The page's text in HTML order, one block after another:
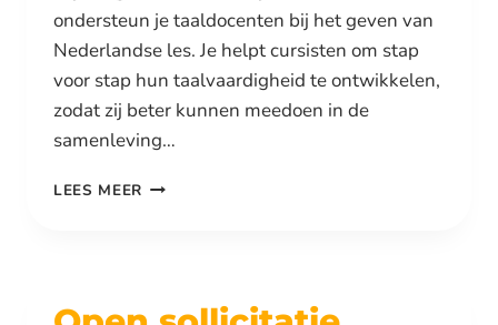
ondersteun je taaldocenten bij het geven van
Nederlandse les. Je helpt cursisten om stap
voor stap hun taalvaardigheid te ontwikkelen,
zodat zij beter kunnen meedoen in de
samenleving…
LEES MEER VRIJWILLIGE